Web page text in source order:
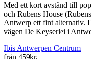
Med ett kort avstånd till
och Rubens House
Antwerp ett fint alternativ.
vägen De Keyserlei i
Ibis Antwerpen Centrum
från 459kr.